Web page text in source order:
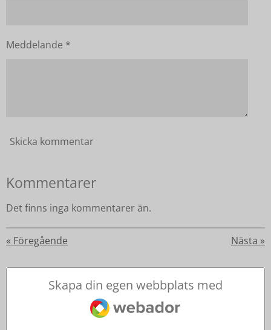
Meddelande *
Skicka kommentar
Kommentarer
Det finns inga kommentarer än.
« Föregående Nästa »
Skapa din egen webbplats med
Webador